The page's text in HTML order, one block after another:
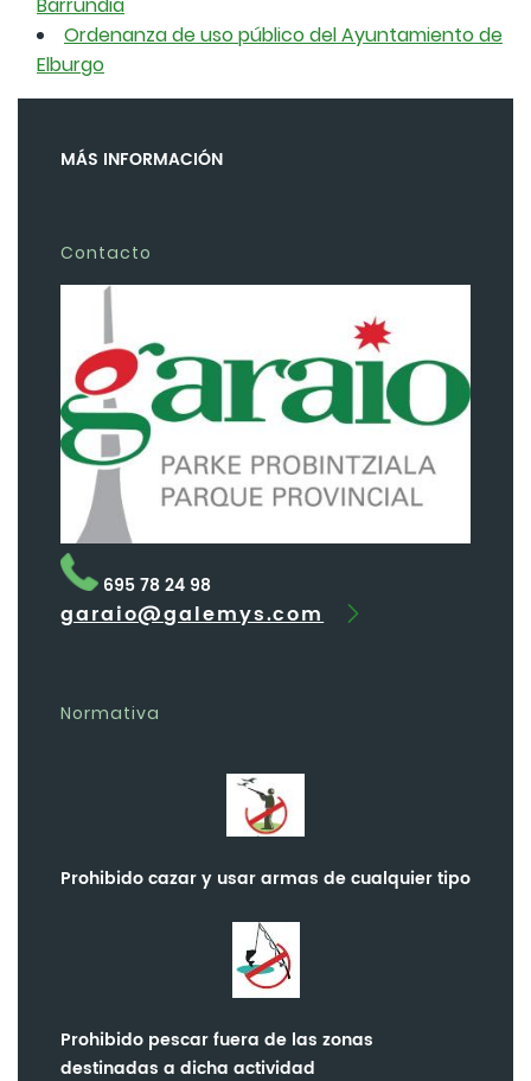
Ordenanza de uso público del Ayuntamiento de
Elburgo
MÁS INFORMACIÓN
Contacto
695 78 24 98
garaio@galemys.com
Normativa
Prohibido cazar y usar armas de cualquier tipo
Prohibido pescar fuera de las zonas
destinadas a dicha actividad